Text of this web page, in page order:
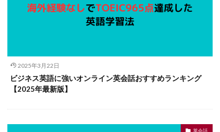
2025年3月22日
ビジネス英語に強いオンライン英会話おすすめランキング
【2025年最新版】
英会話